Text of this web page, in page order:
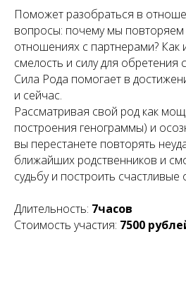
Поможет разобраться в
вопросы: почему мы
отношениях с партнерами? Как
смелость и силу для обретения
Сила Рода помогает в
и сейчас.
Рассматривая свой род как
построения генограммы) и
вы перестанете повторять
ближайших родственников и
судьбу и построить
Длительность: 7часов
Стоимость участия: 7500